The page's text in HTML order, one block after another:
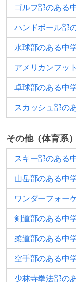
ゴルフ部のある
ハンドボール部
水球部のある中
アメリカンフッ
卓球部のある中
スカッシュ部の
その他（体育系）
スキー部のある
山岳部のある中
ワンダーフォー
剣道部のある中
柔道部のある中
空手部のある中
少林寺拳法部の